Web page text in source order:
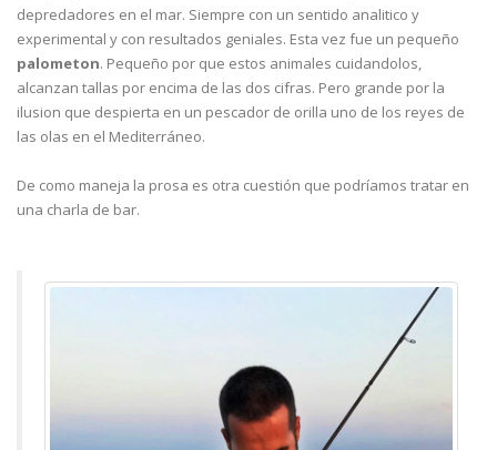
depredadores en el mar. Siempre con un sentido analitico y
experimental y con resultados geniales. Esta vez fue un pequeño
palometon. Pequeño por que estos animales cuidandolos,
alcanzan tallas por encima de las dos cifras. Pero grande por la
ilusion que despierta en un pescador de orilla uno de los reyes de
las olas en el Mediterráneo.
De como maneja la prosa es otra cuestión que podríamos tratar en
una charla de bar.